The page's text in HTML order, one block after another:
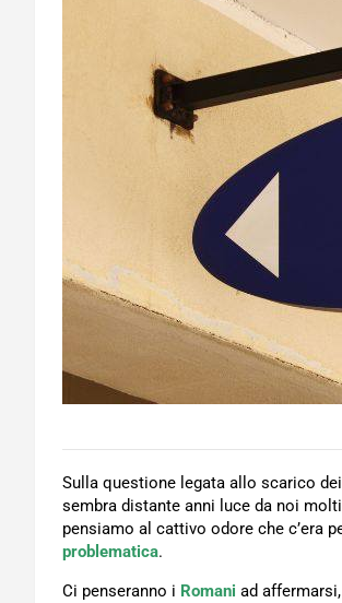
Sulla questione legata allo scarico
sembra distante anni luce da noi
pensiamo al cattivo odore che c’era
problematica.
Ci penseranno i Romani ad